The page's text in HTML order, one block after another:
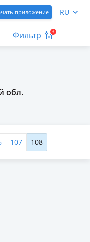
приложение RU
Фильтр 3
обл.
107 108